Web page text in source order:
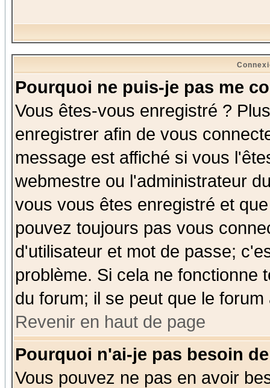
Pourquoi ne puis-je pas me
Vous êtes-vous enregistré ?
enregistrer afin de vous
message est affiché si vous
webmestre ou l'administrateur
vous vous êtes enregistré et
pouvez toujours pas vous
d'utilisateur et mot de passe;
problème. Si cela ne fonctionne
du forum; il se peut que le
Revenir en haut de page
Pourquoi n'ai-je pas besoin
Vous pouvez ne pas en avoir